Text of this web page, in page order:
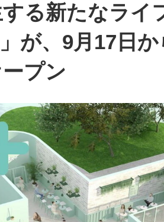
る新たなライ
が、9月17日
プン